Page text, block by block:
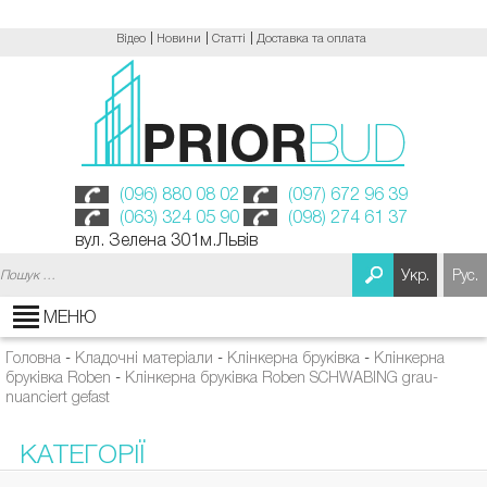
Відео Новини Статті Доставка та оплата
(096) 880 08 02
(097) 672 96 39
(063) 324 05 90
(098) 274 61 37
вул. Зелена 301м.Львів
Укр. Рус.
МЕНЮ
Головна - Кладочні матеріали - Клінкерна бруківка - Клінкерна
бруківка Roben - Клінкерна бруківка Roben SCHWABING grau-
nuanciert gefast
КАТЕГОРІЇ